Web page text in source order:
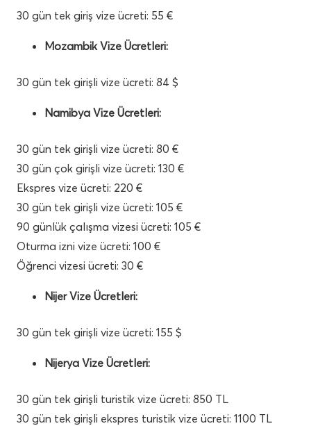
30 gün tek giriş vize ücreti: 55 €
Mozambik Vize Ücretleri:
30 gün tek girişli vize ücreti: 84 $
Namibya Vize Ücretleri:
30 gün tek girişli vize ücreti: 80 €
30 gün çok girişli vize ücreti: 130 €
Ekspres vize ücreti: 220 €
30 gün tek girişli vize ücreti: 105 €
90 günlük çalışma vizesi ücreti: 105 €
Oturma izni vize ücreti: 100 €
Öğrenci vizesi ücreti: 30 €
Nijer Vize Ücretleri:
30 gün tek girişli vize ücreti: 155 $
Nijerya Vize Ücretleri:
30 gün tek girişli turistik vize ücreti: 850 TL
30 gün tek girişli ekspres turistik vize ücreti: 1100 TL